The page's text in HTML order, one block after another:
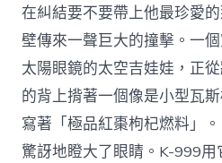
在糾結要不要帶上他最珍愛
壁傳來一聲巨大的撞擊。一
太陽眼鏡的太空吉娃娃，正
的背上揹著一個像是小型瓦
寫著「極品紅棗枸杞燃料」
驚訝地瞪大了眼睛。K-999用